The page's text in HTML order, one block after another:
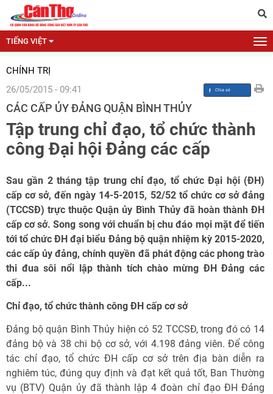
TIẾNG VIỆT
CHÍNH TRỊ
26/05/2015 - 09:41
CÁC CẤP ỦY ĐẢNG QUẬN BÌNH THỦY
Tập trung chỉ đạo, tổ chức thành
công Đại hội Đảng các cấp
Sau gần 2 tháng tập trung chỉ đạo, tổ chức Đại hội (ĐH)
cấp cơ sở, đến ngày 14-5-2015, 52/52 tổ chức cơ sở đảng
(TCCSĐ) trực thuộc Quận ủy Bình Thủy đã hoàn thành ĐH
cấp cơ sở. Song song với chuẩn bị chu đáo mọi mặt để tiến
tới tổ chức ĐH đại biểu Đảng bộ quận nhiệm kỳ 2015-2020,
các cấp ủy đảng, chính quyền đã phát động các phong trào
thi đua sôi nổi lập thành tích chào mừng ĐH Đảng các
cấp...
Chỉ đạo, tổ chức thành công ĐH cấp cơ sở
Đảng bộ quận Bình Thủy hiện có 52 TCCSĐ, trong đó có 14
đảng bộ và 38 chi bộ cơ sở, với 4.198 đảng viên. Để công
tác chỉ đạo, tổ chức ĐH cấp cơ sở trên địa bàn diễn ra
nghiêm túc, đúng quy định và đạt kết quả tốt, Ban Thường
vụ (BTV) Quận ủy đã thành lập 4 đoàn chỉ đạo ĐH Đảng